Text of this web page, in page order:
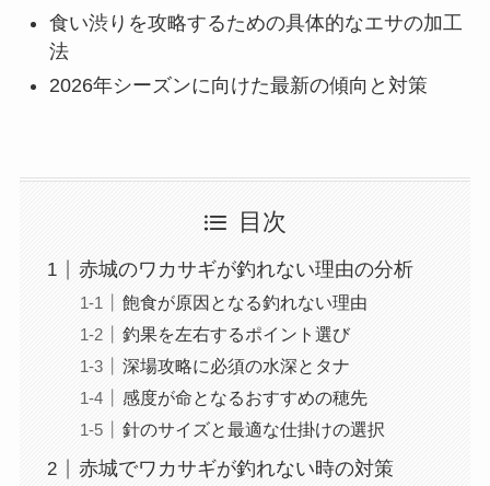
食い渋りを攻略するための具体的なエサの加工
法
2026年シーズンに向けた最新の傾向と対策
目次
赤城のワカサギが釣れない理由の分析
飽食が原因となる釣れない理由
釣果を左右するポイント選び
深場攻略に必須の水深とタナ
感度が命となるおすすめの穂先
針のサイズと最適な仕掛けの選択
赤城でワカサギが釣れない時の対策